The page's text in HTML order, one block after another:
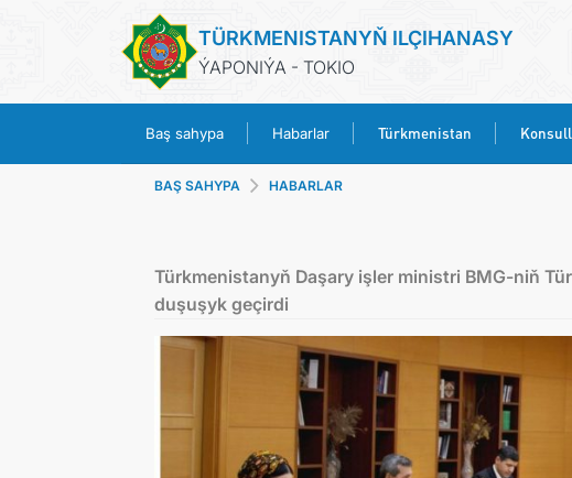
TÜRKMENISTANYŇ ILÇIHANASY
ÝAPONIÝA - TOKIO
Baş sahypa Habarlar Türkmenistan
BAŞ SAHYPA HABARLAR
Türkmenistanyň Daşary işler ministri BMG-niň
duşuşyk geçirdi